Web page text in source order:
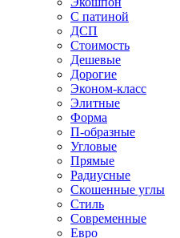
С патиной
ДСП
Стоимость
Дешевые
Дорогие
Эконом-класс
Элитные
Форма
П-образные
Угловые
Прямые
Радиусные
Скошенные углы
Стиль
Современные
Евро